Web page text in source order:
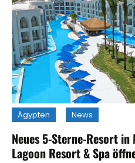
Ägypten News
Neues 5-Sterne-Resort
Lagoon Resort & Spa